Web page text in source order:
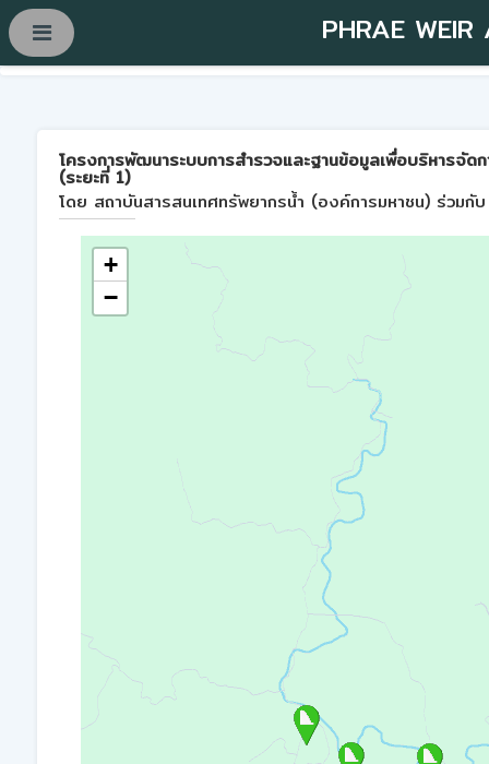
PHRAE WEIR
โครงการพัฒนาระบบการสำรวจและฐานข้อมูลเพื่อบริหารจั
(ระยะที่ 1)
โดย สถาบันสารสนเทศทรัพยากรน้ำ (องค์การมหาชน) ร่วมกั
+
−